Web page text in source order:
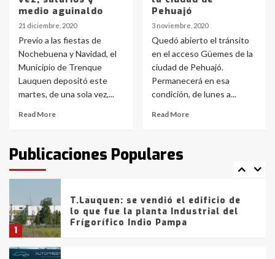
medio aguinaldo
21 diciembre, 2020
Previo a las fiestas de
Nochebuena y Navidad, el
Municipio de Trenque
Lauquen depositó este
martes, de una sola vez,...
Read More
Pehuajó
3 noviembre, 2020
Quedó abierto el tránsito
en el acceso Güemes de la
ciudad de Pehuajó.
Permanecerá en esa
condición, de lunes a...
Read More
Publicaciones Populares
5
La Pampa, desde YPF hasta Axion
6
La Bolsa de Cereales de Bahía
Blanca anticipa que Agosto vendrá
con lluvias y heladas, en gran parte
de la provincia
fueron detenidos por
comercialización de drogas en la
tarde del sábado
1
T.Lauquen: se vendió el edificio de
lo que fue la planta Industrial del
Frígorífico Indio Pampa